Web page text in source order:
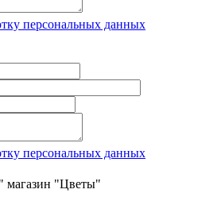
персональных данных
персональных данных
"Цветы"